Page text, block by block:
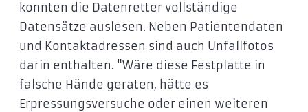
konnten die Datenretter vollständige
Datensätze auslesen. Neben Patientendaten
und Kontaktadressen sind auch Unfallfotos
darin enthalten. "Wäre diese Festplatte in
falsche Hände geraten, hätte es
Erpressungsversuche oder einen weiteren